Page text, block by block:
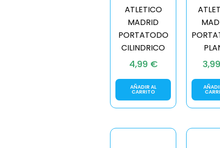
ATLETICO
MADRID
PORTATODO
CILINDRICO
4,99 €
AÑADIR AL
CARRITO